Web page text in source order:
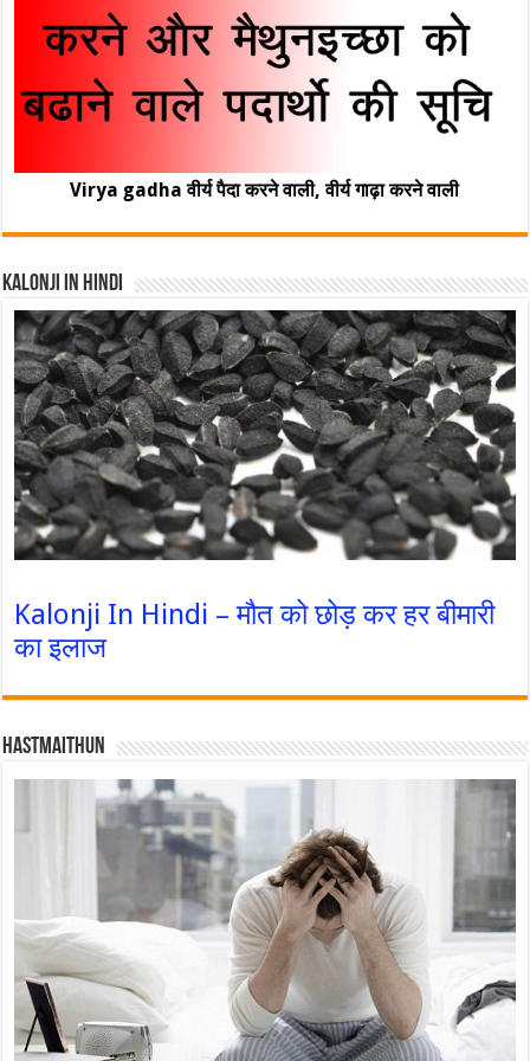
Virya gadha वीर्य पैदा करने वाली, वीर्य गाढ़ा करने वाली
Kalonji In Hindi
Kalonji In Hindi – मौत को छोड़ कर हर बीमारी
का इलाज
Hastmaithun